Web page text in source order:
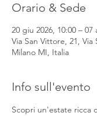
Orario & Sede
20 giu 2026, 10:00 – 07
Via San Vittore, 21, Via
Milano MI, Italia
Info sull'evento
Scopri un'estate ricca